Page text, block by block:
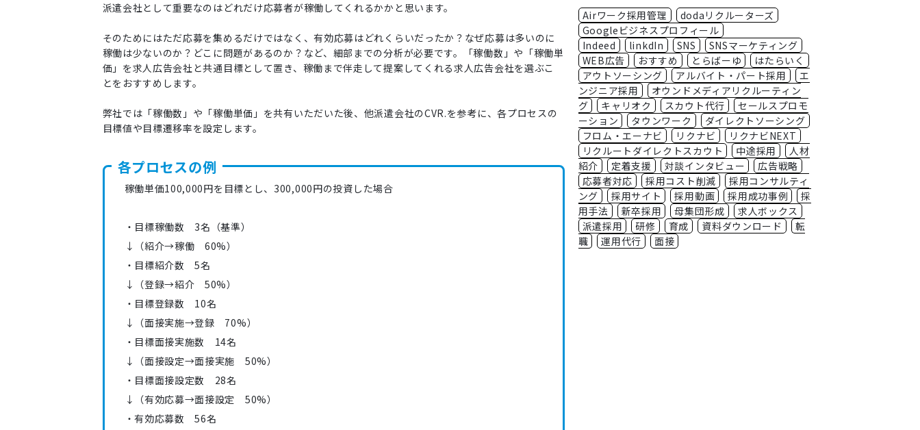
派遣会社として重要なのはどれだけ応募者が稼働してくれるかかと思います。
そのためにはただ応募を集めるだけではなく、有効応募はどれくらいだったか？なぜ応募は多いのに
稼働は少ないのか？どこに問題があるのか？など、細部までの分析が必要です。「稼働数」や「稼働単
価」を求人広告会社と共通目標として置き、稼働まで伴走して提案してくれる求人広告会社を選ぶこ
とをおすすめします。
弊社では「稼働数」や「稼働単価」を共有いただいた後、他派遣会社のCVR.を参考に、各プロセスの
目標値や目標遷移率を設定します。
各プロセスの例
稼働単価100,000円を目標とし、300,000円の投資した場合
・目標稼働数 3名（基準）
↓（紹介→稼働 60%）
・目標紹介数 5名
↓（登録→紹介 50%）
・目標登録数 10名
↓（面接実施→登録 70%）
・目標面接実施数 14名
↓（面接設定→面接実施 50%）
・目標面接設定数 28名
↓（有効応募→面接設定 50%）
・有効応募数 56名
Airワーク採用管理
dodaリクルーターズ
Googleビジネスプロフィール
Indeed
linkdIn SNS
SNSマーケティング
WEB広告
おすすめ とらばーゆ
はたらいく
アウトソーシング
アルバイト・パート採用
エ
ンジニア採用
オウンドメディアリクルーティン
グ
キャリオク スカウト代行
セールスプロモ
ーション
タウンワーク
ダイレクトソーシング
フロム・エーナビ
リクナビ
リクナビNEXT
リクルートダイレクトスカウト
中途採用
人材
紹介
定着支援 対談インタビュー
広告戦略
応募者対応
採用コスト削減
採用コンサルティ
ング
採用サイト 採用動画 採用成功事例
採
用手法
新卒採用 母集団形成
求人ボックス
派遣採用
研修 育成 資料ダウンロード
転
職
運用代行 面接